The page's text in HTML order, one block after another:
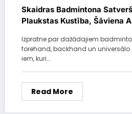
Skaidras Badmintona
Plaukstas Kustība, Šāviena
Izpratne par dažādajiem
forehand, backhand un universālo
iem, kuri…
Read More